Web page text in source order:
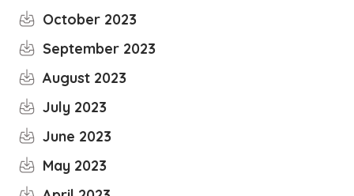
October 2023
September 2023
August 2023
July 2023
June 2023
May 2023